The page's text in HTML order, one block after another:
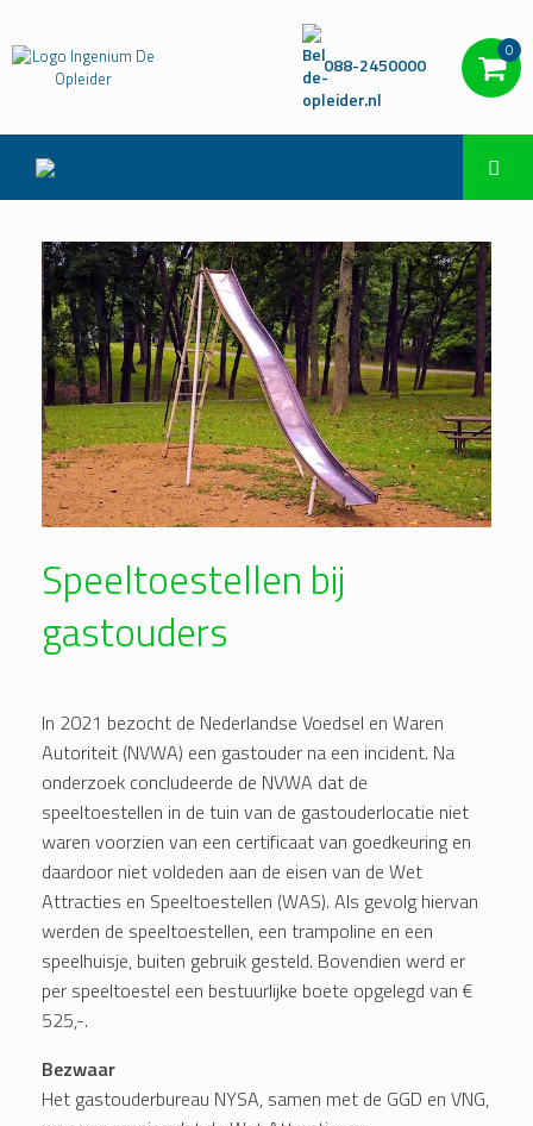
088-2450000
0
Speeltoestellen bij
gastouders
In 2021 bezocht de Nederlandse Voedsel en Waren
Autoriteit (NVWA) een gastouder na een incident. Na
onderzoek concludeerde de NVWA dat de
speeltoestellen in de tuin van de gastouderlocatie niet
waren voorzien van een certificaat van goedkeuring en
daardoor niet voldeden aan de eisen van de Wet
Attracties en Speeltoestellen (WAS). Als gevolg hiervan
werden de speeltoestellen, een trampoline en een
speelhuisje, buiten gebruik gesteld. Bovendien werd er
per speeltoestel een bestuurlijke boete opgelegd van €
525,-.
Bezwaar
Het gastouderbureau NYSA, samen met de GGD en VNG,